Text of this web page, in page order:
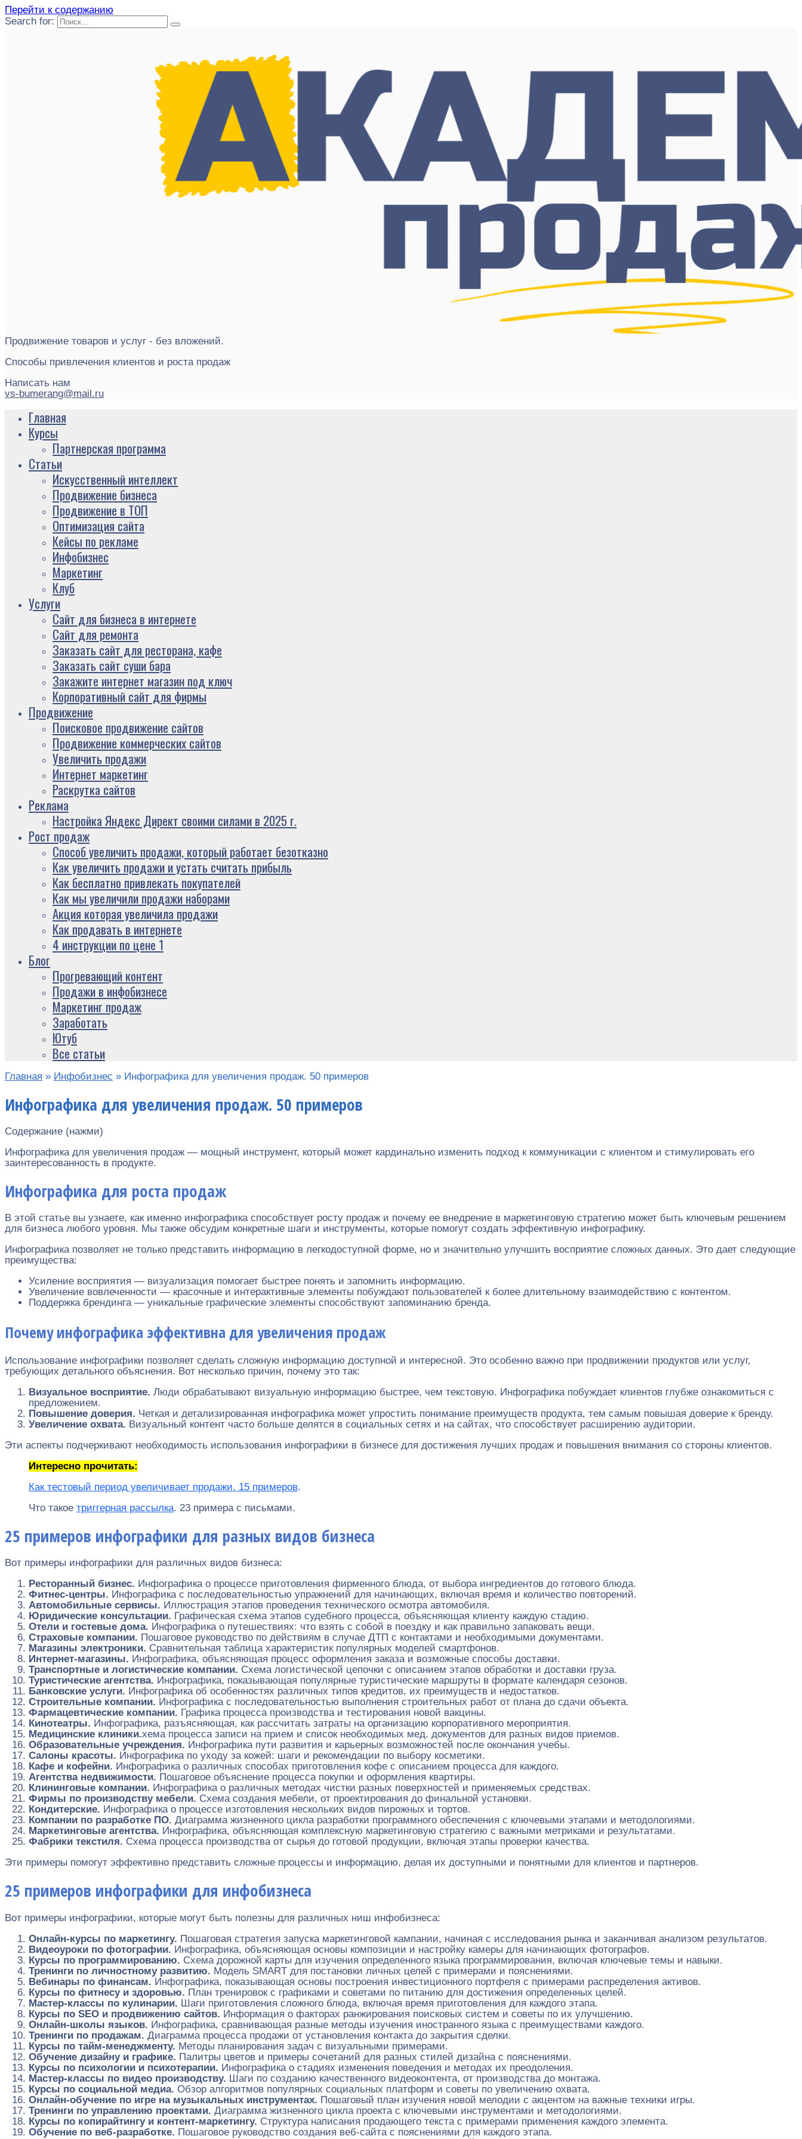
Перейти к содержанию
Search for:
Продвижение товаров и услуг - без вложений.
Способы привлечения клиентов и роста продаж
Написать нам
vs-bumerang@mail.ru
Главная
Курсы
Партнерская программа
Статьи
Искусственный интеллект
Продвижение бизнеса
Продвижение в ТОП
Оптимизация сайта
Кейсы по рекламе
Инфобизнес
Маркетинг
Клуб
Услуги
Сайт для бизнеса в интернете
Сайт для ремонта
Заказать сайт для ресторана, кафе
Заказать сайт суши бара
Закажите интернет магазин под ключ
Корпоративный сайт для фирмы
Продвижение
Поисковое продвижение сайтов
Продвижение коммерческих сайтов
Увеличить продажи
Интернет маркетинг
Раскрутка сайтов
Реклама
Настройка Яндекс Директ своими силами в 2025 г.
Рост продаж
Способ увеличить продажи, который работает безотказно
Как увеличить продажи и устать считать прибыль
Как бесплатно привлекать покупателей
Как мы увеличили продажи наборами
Акция которая увеличила продажи
Как продавать в интернете
4 инструкции по цене 1
Блог
Прогревающий контент
Продажи в инфобизнесе
Маркетинг продаж
Заработать
Ютуб
Все статьи
Главная » Инфобизнес » Инфографика для увеличения продаж. 50 примеров
Инфографика для увеличения продаж. 50 примеров
Содержание (нажми)
Инфографика для увеличения продаж — мощный инструмент, который может кардинально изменить подход к коммуникации с клиентом и стимулировать его
заинтересованность в продукте.
Инфографика для роста продаж
В этой статье вы узнаете, как именно инфографика способствует росту продаж и почему ее внедрение в маркетинговую стратегию может быть ключевым решением
для бизнеса любого уровня. Мы также обсудим конкретные шаги и инструменты, которые помогут создать эффективную инфографику.
Инфографика позволяет не только представить информацию в легкодоступной форме, но и значительно улучшить восприятие сложных данных. Это дает следующие
преимущества:
Усиление восприятия — визуализация помогает быстрее понять и запомнить информацию.
Увеличение вовлеченности — красочные и интерактивные элементы побуждают пользователей к более длительному взаимодействию с контентом.
Поддержка брендинга — уникальные графические элементы способствуют запоминанию бренда.
Почему инфографика эффективна для увеличения продаж
Использование инфографики позволяет сделать сложную информацию доступной и интересной. Это особенно важно при продвижении продуктов или услуг,
требующих детального объяснения. Вот несколько причин, почему это так:
Визуальное восприятие. Люди обрабатывают визуальную информацию быстрее, чем текстовую. Инфографика побуждает клиентов глубже ознакомиться с
предложением.
Повышение доверия. Четкая и детализированная инфографика может упростить понимание преимуществ продукта, тем самым повышая доверие к бренду.
Увеличение охвата. Визуальный контент часто больше делятся в социальных сетях и на сайтах, что способствует расширению аудитории.
Эти аспекты подчеркивают необходимость использования инфографики в бизнесе для достижения лучших продаж и повышения внимания со стороны клиентов.
Интересно прочитать:
Как тестовый период увеличивает продажи. 15 примеров.
Что такое триггерная рассылка. 23 примера с письмами.
25 примеров инфографики для разных видов бизнеса
Вот примеры инфографики для различных видов бизнеса:
Ресторанный бизнес. Инфографика о процессе приготовления фирменного блюда, от выбора ингредиентов до готового блюда.
Фитнес-центры. Инфографика с последовательностью упражнений для начинающих, включая время и количество повторений.
Автомобильные сервисы. Иллюстрация этапов проведения технического осмотра автомобиля.
Юридические консультации. Графическая схема этапов судебного процесса, объясняющая клиенту каждую стадию.
Отели и гостевые дома. Инфографика о путешествиях: что взять с собой в поездку и как правильно запаковать вещи.
Страховые компании. Пошаговое руководство по действиям в случае ДТП с контактами и необходимыми документами.
Магазины электроники. Сравнительная таблица характеристик популярных моделей смартфонов.
Интернет-магазины. Инфографика, объясняющая процесс оформления заказа и возможные способы доставки.
Транспортные и логистические компании. Схема логистической цепочки с описанием этапов обработки и доставки груза.
Туристические агентства. Инфографика, показывающая популярные туристические маршруты в формате календаря сезонов.
Банковские услуги. Инфографика об особенностях различных типов кредитов, их преимуществ и недостатков.
Строительные компании. Инфографика с последовательностью выполнения строительных работ от плана до сдачи объекта.
Фармацевтические компании. Графика процесса производства и тестирования новой вакцины.
Кинотеатры. Инфографика, разъясняющая, как рассчитать затраты на организацию корпоративного мероприятия.
Медицинские клиники.хема процесса записи на прием и список необходимых мед. документов для разных видов приемов.
Образовательные учреждения. Инфографика пути развития и карьерных возможностей после окончания учебы.
Салоны красоты. Инфографика по уходу за кожей: шаги и рекомендации по выбору косметики.
Кафе и кофейни. Инфографика о различных способах приготовления кофе с описанием процесса для каждого.
Агентства недвижимости. Пошаговое объяснение процесса покупки и оформления квартиры.
Клининговые компании. Инфографика о различных методах чистки разных поверхностей и применяемых средствах.
Фирмы по производству мебели. Схема создания мебели, от проектирования до финальной установки.
Кондитерские. Инфографика о процессе изготовления нескольких видов пирожных и тортов.
Компании по разработке ПО. Диаграмма жизненного цикла разработки программного обеспечения с ключевыми этапами и методологиями.
Маркетинговые агентства. Инфографика, объясняющая комплексную маркетинговую стратегию с важными метриками и результатами.
Фабрики текстиля. Схема процесса производства от сырья до готовой продукции, включая этапы проверки качества.
Эти примеры помогут эффективно представить сложные процессы и информацию, делая их доступными и понятными для клиентов и партнеров.
25 примеров инфографики для инфобизнеса
Вот примеры инфографики, которые могут быть полезны для различных ниш инфобизнеса:
Онлайн-курсы по маркетингу. Пошаговая стратегия запуска маркетинговой кампании, начиная с исследования рынка и заканчивая анализом результатов.
Видеоуроки по фотографии. Инфографика, объясняющая основы композиции и настройку камеры для начинающих фотографов.
Курсы по программированию. Схема дорожной карты для изучения определенного языка программирования, включая ключевые темы и навыки.
Тренинги по личностному развитию. Модель SMART для постановки личных целей с примерами и пояснениями.
Вебинары по финансам. Инфографика, показывающая основы построения инвестиционного портфеля с примерами распределения активов.
Курсы по фитнесу и здоровью. План тренировок с графиками и советами по питанию для достижения определенных целей.
Мастер-классы по кулинарии. Шаги приготовления сложного блюда, включая время приготовления для каждого этапа.
Курсы по SEO и продвижению сайтов. Информация о факторах ранжирования поисковых систем и советы по их улучшению.
Онлайн-школы языков. Инфографика, сравнивающая разные методы изучения иностранного языка с преимуществами каждого.
Тренинги по продажам. Диаграмма процесса продажи от установления контакта до закрытия сделки.
Курсы по тайм-менеджменту. Методы планирования задач с визуальными примерами.
Обучение дизайну и графике. Палитры цветов и примеры сочетаний для разных стилей дизайна с пояснениями.
Курсы по психологии и психотерапии. Инфографика о стадиях изменения поведения и методах их преодоления.
Мастер-классы по видео производству. Шаги по созданию качественного видеоконтента, от производства до монтажа.
Курсы по социальной медиа. Обзор алгоритмов популярных социальных платформ и советы по увеличению охвата.
Онлайн-обучение по игре на музыкальных инструментах. Пошаговый план изучения новой мелодии с акцентом на важные техники игры.
Тренинги по управлению проектами. Диаграмма жизненного цикла проекта с ключевыми инструментами и методологиями.
Курсы по копирайтингу и контент-маркетингу. Структура написания продающего текста с примерами применения каждого элемента.
Обучение по веб-разработке. Пошаговое руководство создания веб-сайта с пояснениями для каждого этапа.